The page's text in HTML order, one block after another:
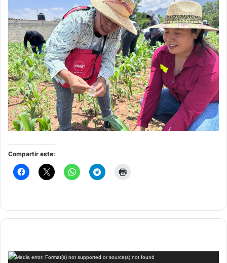
Compartir este:
Reproductor
Media error: Format(s) not supported or source(s) not found